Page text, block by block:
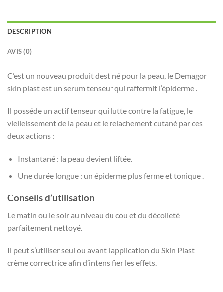
DESCRIPTION
AVIS (0)
C’est un nouveau produit destiné pour la peau, le Demagor
skin plast est un serum tenseur qui raffermit l’épiderme .
Il posséde un actif tenseur qui lutte contre la fatigue, le
vielleissement de la peau et le relachement cutané par ces
deux actions :
Instantané : la peau devient liftée.
Une durée longue : un épiderme plus ferme et tonique .
Conseils d’utilisation
Le matin ou le soir au niveau du cou et du décolleté
parfaitement nettoyé.
Il peut s’utiliser seul ou avant l’application du Skin Plast
crème correctrice afin d’intensifier les effets.